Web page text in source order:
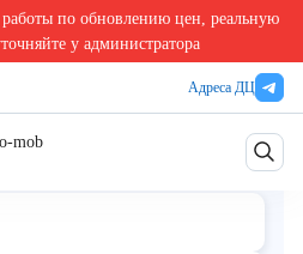
по обновлению цен, реальную
у администратора
Адреса ДЦ
Адренокортикотропный гормон
гормон (АКТГ)